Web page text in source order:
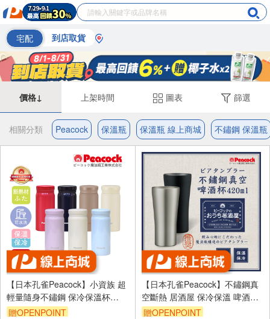
宅配 到店取貨
價格↓ 上架時間 圖表 篩選
相關分類 Peacock 保溫瓶 保溫瓶 線上商城 不鏽鋼 保溫瓶
【日本孔雀Peacock】小資族 超
輕量隨身不鏽鋼 保冷保溫杯
200ML(迷你杯)-任選色
贈OPENPOINT
【日本孔雀Peacock】不鏽鋼真
空斷熱 居酒屋 保冷保溫 啤酒杯
鋼杯420ML-任選色
贈OPENPOINT